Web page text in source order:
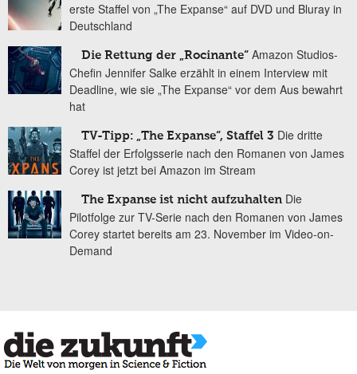
erste Staffel von „The Expanse“ auf DVD und Bluray in
Deutschland
Die Rettung der „Rocinante“ Amazon Studios-
Chefin Jennifer Salke erzählt in einem Interview mit
Deadline, wie sie „The Expanse“ vor dem Aus bewahrt
hat
TV-Tipp: „The Expanse“, Staffel 3 Die dritte
Staffel der Erfolgsserie nach den Romanen von James
Corey ist jetzt bei Amazon im Stream
The Expanse ist nicht aufzuhalten Die
Pilotfolge zur TV-Serie nach den Romanen von James
Corey startet bereits am 23. November im Video-on-
Demand